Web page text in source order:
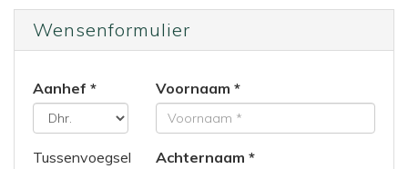
Wensenformulier
Aanhef Voornaam
Tussenvoegsel Achternaam